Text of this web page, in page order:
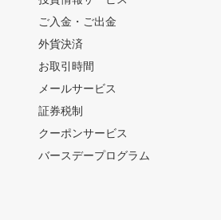
ご入金・ご出金
外貨決済
お取引時間
メールサービス
証券税制
クーポンサービス
バースデープログラム